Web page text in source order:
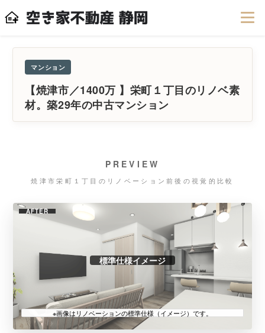
マンション
【焼津市／1400万 】栄町１丁目のリノベ素
材。築29年の中古マンション
PREVIEW
焼津市栄町１丁目のリノベーション前後の視覚的比較
AFTER